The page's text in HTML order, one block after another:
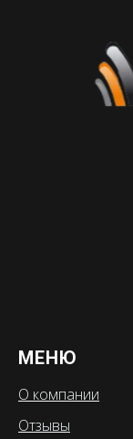
МЕНЮ
О компании
Отзывы